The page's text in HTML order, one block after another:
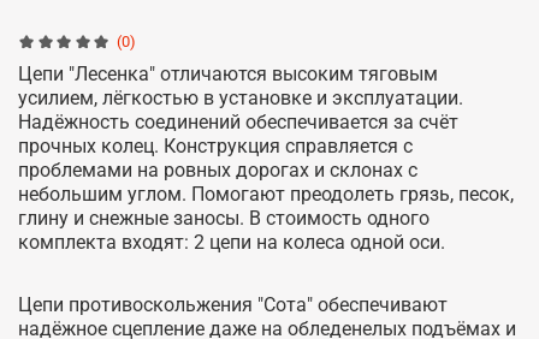
(0)
Цепи "Лесенка" отличаются высоким тяговым
усилием, лёгкостью в установке и эксплуатации.
Надёжность соединений обеспечивается за счёт
прочных колец. Конструкция справляется с
проблемами на ровных дорогах и склонах с
небольшим углом. Помогают преодолеть грязь, песок,
глину и снежные заносы. В стоимость одного
комплекта входят: 2 цепи на колеса одной оси.
Цепи противоскольжения "Сота" обеспечивают
надёжное сцепление даже на обледенелых подъёмах и